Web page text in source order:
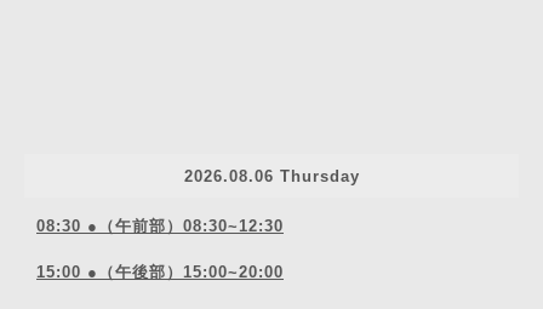
2026.08.06 Thursday
08:30 ●（午前部）08:30~12:30
15:00 ●（午後部）15:00~20:00